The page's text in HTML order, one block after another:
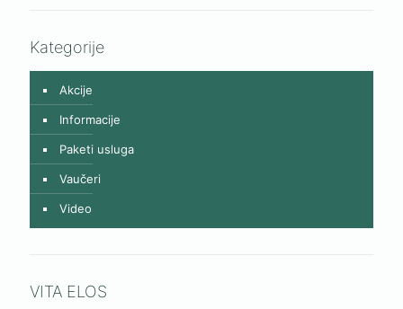
Kategorije
Akcije
Informacije
Paketi usluga
Vaučeri
Video
VITA ELOS